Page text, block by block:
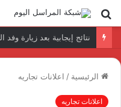
بحث
عن
الرئيسية / اعلانات تجاريه
اعلانات تجاريه